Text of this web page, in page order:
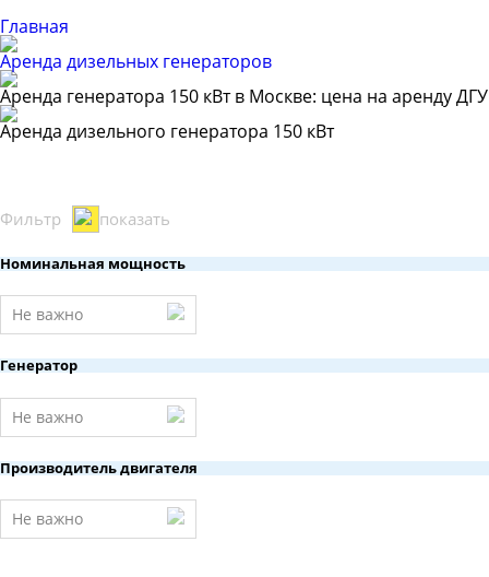
Главная
Аренда дизельных генераторов
Аренда генератора 150 кВт в Москве: цена на аренду ДГУ
Аренда дизельного генератора 150 кВт
Фильтр показать
Номинальная мощность
Не важно
Генератор
Не важно
Производитель двигателя
Не важно